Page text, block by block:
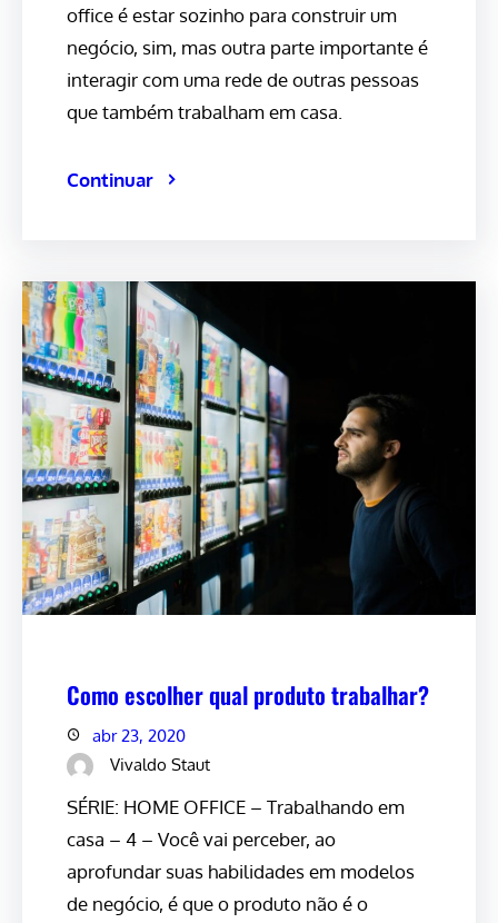
office é estar sozinho para construir um
negócio, sim, mas outra parte importante é
interagir com uma rede de outras pessoas
que também trabalham em casa.
Continuar
Como escolher qual produto trabalhar?
abr 23, 2020
Vivaldo Staut
SÉRIE: HOME OFFICE – Trabalhando em
casa – 4 – Você vai perceber, ao
aprofundar suas habilidades em modelos
de negócio, é que o produto não é o